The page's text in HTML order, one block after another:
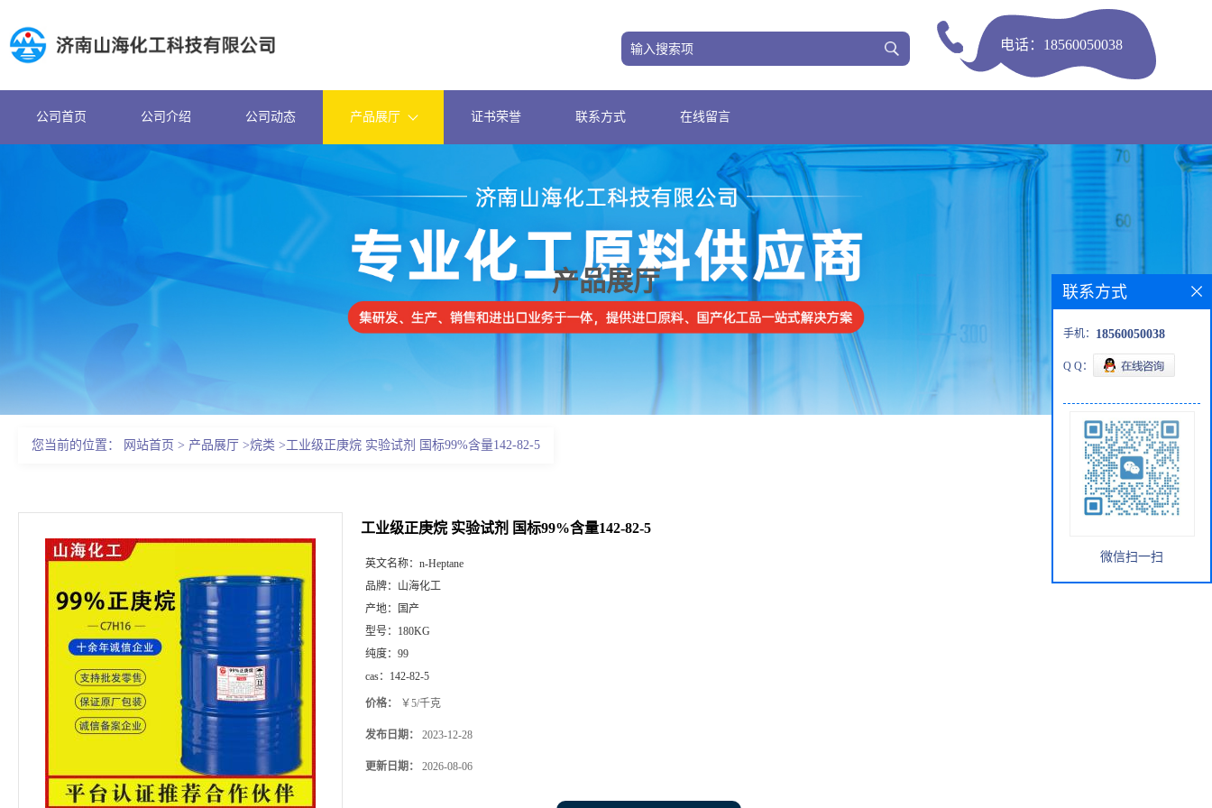
电话： 18560050038
公司首页 公司介绍 公司动态 产品展厅 证书荣誉 联系方式 在线留言
公司首页
在线留言
产品展厅
您当前的位置： 网站首页 > 产品展厅 >烷类 >工业级正庚烷 实验试剂 国标99%含量142-82-5
工业级正庚烷 实验试剂 国标99%含量142-82-5
英文名称： n-Heptane
品牌： 山海化工
产地：
国产
型号： 180KG
纯度： 99
cas： 142-82-5
价格： ￥5/千克
发布日期： 2023-12-28
更新日期： 2026-08-06
联系方式
手机： 18560050038
Q Q：
微信扫一扫